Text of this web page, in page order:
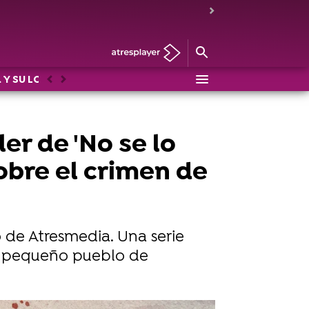
SU LOCO MUNDO LOS PROTEGIDOS:
AnteriorSiguiente
de 'No se lo
el crimen de
Atresmedia. Una serie
pequeño pueblo de